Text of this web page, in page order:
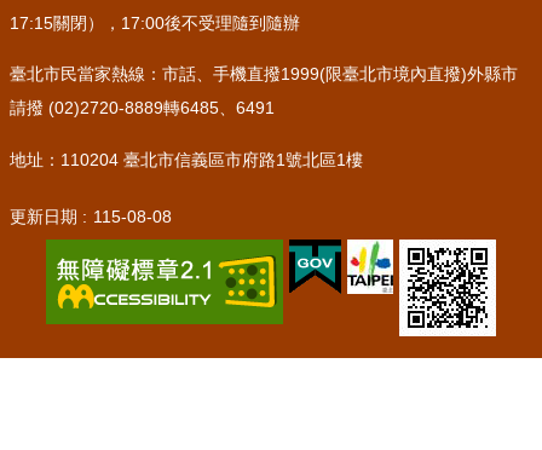
17:15關閉），17:00後不受理隨到隨辦
臺北市民當家熱線：市話、手機直撥1999(限臺北市境內直撥)外縣市
請撥 (02)2720-8889轉6485、6491
地址：110204 臺北市信義區市府路1號北區1樓
更新日期 115-08-08